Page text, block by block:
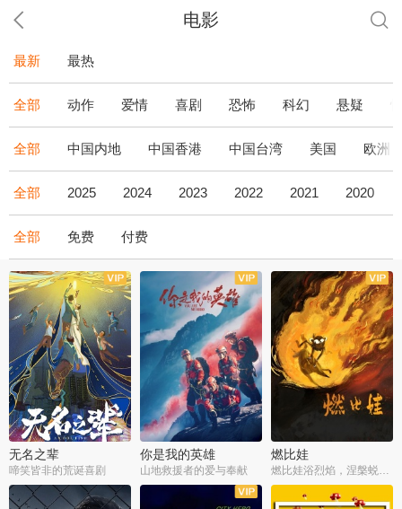
电影
最新 最热
全部 动作 爱情 喜剧 恐怖 科幻 悬疑
全部 中国内地 中国香港 中国台湾 美国 欧洲
全部 2025 2024 2023 2022 2021 2020
全部 免费 付费
无名之辈
啼笑皆非的荒诞喜剧
你是我的英雄
山地救援者的爱与奉献
燃比娃
燃比娃浴烈焰，涅槃蜕变成人